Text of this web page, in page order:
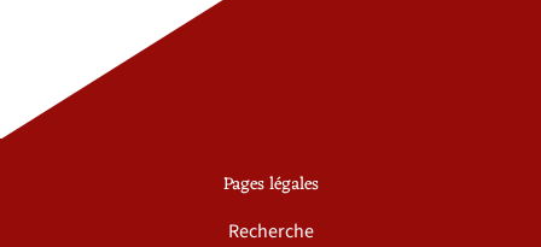
Pages légales
Recherche